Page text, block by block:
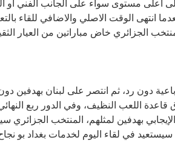
مستوى سواء على الجانب الفني أو
انتهى الوقت الاصلي والاضافي للقاء
الجزائري خاض مباراتين من العيار
دون رد، ثم انتصر على لبنان بهدفين
بهدفين لمثلهم، المنتخب الجزائري
سيستعيد في لقاء اليوم لخدمات بغداد بو